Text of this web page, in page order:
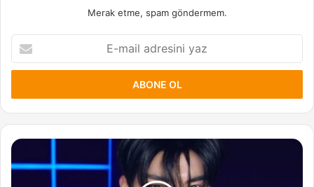
Merak etme, spam göndermem.
mail
adresini
Park
Gun
Wook